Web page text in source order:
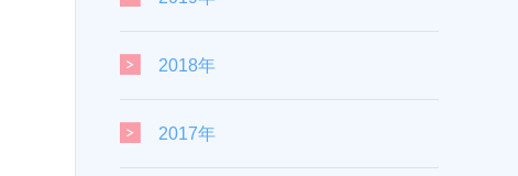
2018年
2017年